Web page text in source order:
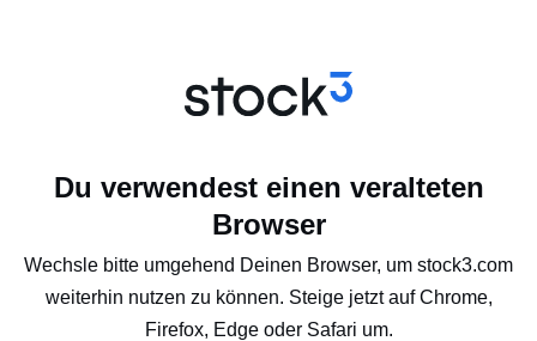
Du verwendest einen veralteten
Browser
Wechsle bitte umgehend Deinen Browser, um stock3.com
weiterhin nutzen zu können. Steige jetzt auf Chrome,
Firefox, Edge oder Safari um.